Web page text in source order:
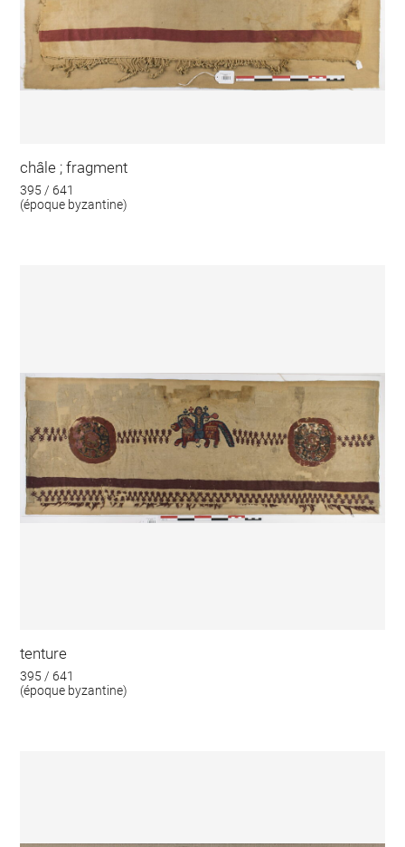
châle ; fragment
395 / 641
(époque byzantine)
tenture
395 / 641
(époque byzantine)